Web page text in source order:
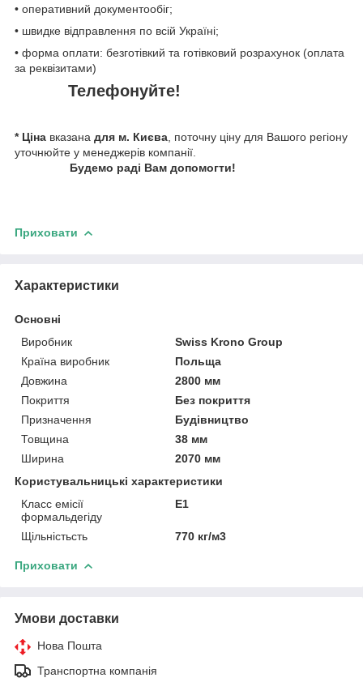
• оперативний документообіг;
• швидке відправлення по всій Україні;
• форма оплати: безготівкий та готівковий розрахунок (оплата
за реквізитами)
Телефонуйте!
* Ціна вказана для м. Києва , поточну ціну для Вашого регіону
уточнюйте у менеджерів компанії.
Будемо раді Вам допомогти!
Приховати
Характеристики
Основні
Виробник
Swiss Krono Group
Країна виробник
Польща
Довжина
2800 мм
Покриття
Без покриття
Призначення
Будівництво
Товщина
38 мм
Ширина
2070 мм
Користувальницькі характеристики
Класс емісії
формальдегіду
Е1
Щільністьсть 770 кг/м3
Приховати
Умови доставки
Нова Пошта
Транспортна компанія